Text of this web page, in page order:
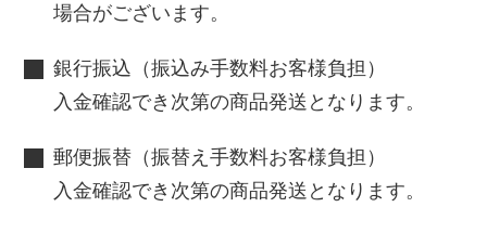
場合がございます。
銀行振込（振込み手数料お客様負担）
入金確認でき次第の商品発送となります。
郵便振替（振替え手数料お客様負担）
入金確認でき次第の商品発送となります。